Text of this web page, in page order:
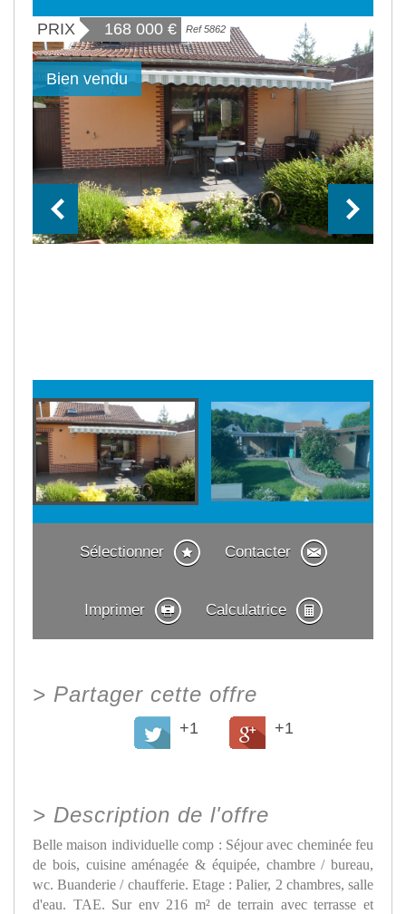
PRIX 168 000 € Ref 5862
Bien vendu
Sélectionner Contacter
Imprimer Calculatrice
> Partager cette offre
+1 +1
> Description de l'offre
Belle maison individuelle comp : Séjour avec cheminée feu
de bois, cuisine aménagée & équipée, chambre / bureau,
wc. Buanderie / chaufferie. Etage : Palier, 2 chambres, salle
d'eau. TAE. Sur env 216 m² de terrain avec terrasse et